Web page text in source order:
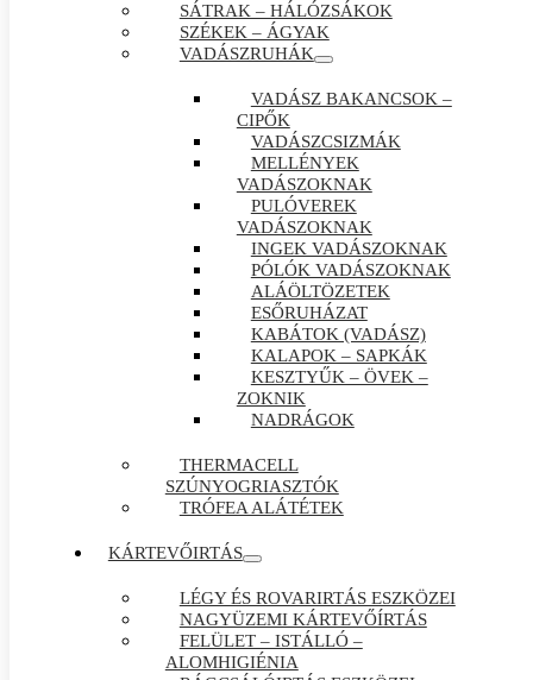
SÁTRAK – HÁLÓZSÁKOK
SZÉKEK – ÁGYAK
VADÁSZRUHÁK
VADÁSZ BAKANCSOK –
CIPŐK
VADÁSZCSIZMÁK
MELLÉNYEK
VADÁSZOKNAK
PULÓVEREK
VADÁSZOKNAK
INGEK VADÁSZOKNAK
PÓLÓK VADÁSZOKNAK
ALÁÖLTÖZETEK
ESŐRUHÁZAT
KABÁTOK (VADÁSZ)
KALAPOK – SAPKÁK
KESZTYŰK – ÖVEK –
ZOKNIK
NADRÁGOK
THERMACELL
SZÚNYOGRIASZTÓK
TRÓFEA ALÁTÉTEK
KÁRTEVŐIRTÁS
LÉGY ÉS ROVARIRTÁS ESZKÖZEI
NAGYÜZEMI KÁRTEVŐÍRTÁS
FELÜLET – ISTÁLLÓ –
ALOMHIGIÉNIA